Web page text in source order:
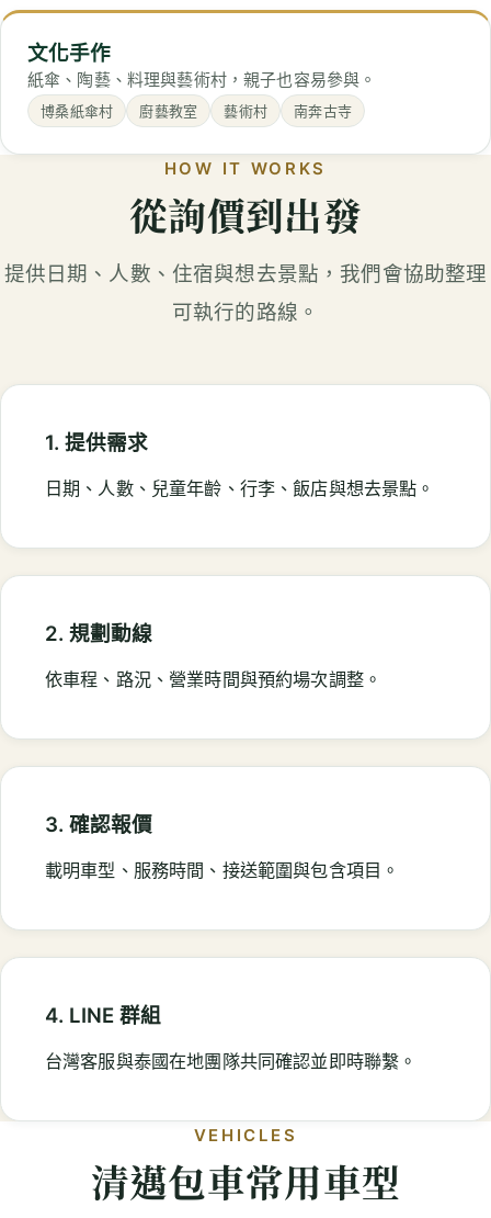
文化手作
紙傘、陶藝、料理與藝術村，親子也容易參與。
博桑紙傘村 廚藝教室 藝術村 南奔古寺
HOW IT WORKS
從詢價到出發
提供日期、人數、住宿與想去景點，我們會協助整理
可執行的路線。
1. 提供需求
日期、人數、兒童年齡、行李、飯店與想去景點。
2. 規劃動線
依車程、路況、營業時間與預約場次調整。
3. 確認報價
載明車型、服務時間、接送範圍與包含項目。
4. LINE 群組
台灣客服與泰國在地團隊共同確認並即時聯繫。
VEHICLES
清邁包車常用車型